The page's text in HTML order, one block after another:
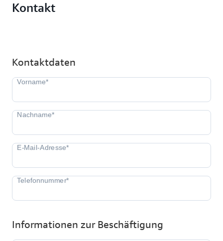
Kontakt
Kontaktdaten
Informationen zur Beschäftigung